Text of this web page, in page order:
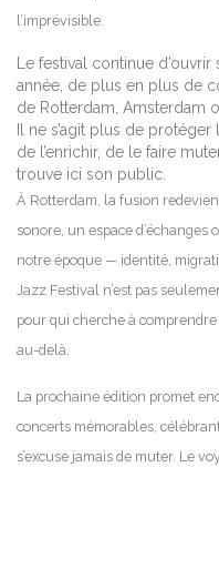
l’imprévisible.
Le festival continue
année, de plus en plus de
de Rotterdam, Amsterdam
Il ne s’agit plus de
de l’enrichir, de le faire
trouve ici son public.
À Rotterdam, la fusion
sonore, un espace
notre époque — identité,
Jazz Festival n’est pas
pour qui cherche à
au-delà.
La prochaine édition promet
concerts mémorables,
s’excuse jamais de muter. Le